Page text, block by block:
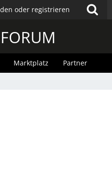
oder registrieren
FORUM
Marktplatz Partner